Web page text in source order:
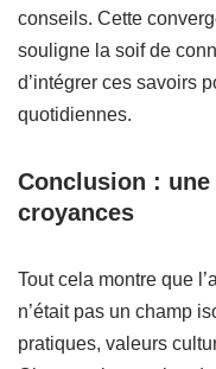
conseils. Cette
souligne la soif de
d’intégrer ces savoirs
quotidiennes.
Conclusion :
croyances
Tout cela montre que
n’était pas un champ
pratiques, valeurs